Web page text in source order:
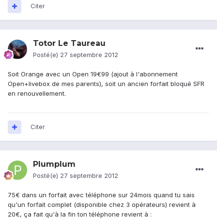
Citer
Totor Le Taureau
Posté(e) 27 septembre 2012
Soit Orange avec un Open 19€99 (ajout à l'abonnement
Open+livebox de mes parents), soit un ancien forfait bloqué SFR
en renouvellement.
Citer
Plumplum
Posté(e) 27 septembre 2012
75€ dans un forfait avec téléphone sur 24mois quand tu sais
qu'un forfait complet (disponible chez 3 opérateurs) revient à
20€, ça fait qu'à la fin ton téléphone revient à :